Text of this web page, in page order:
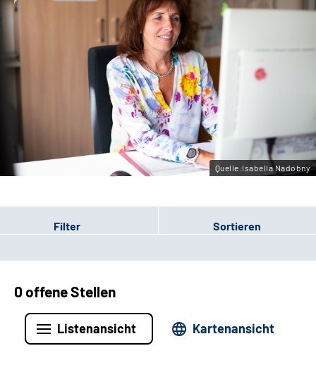
Karriere
Sozialdienste & Zuweisende
Leichte Sprache
Gebärdensprache
Quelle:Isabella Nadobny
Filter Sortieren
0 offene Stellen
Listenansicht Kartenansicht